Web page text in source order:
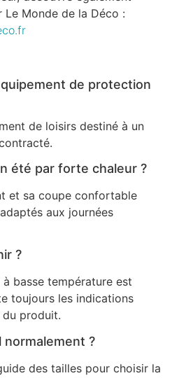
Monde de la Déco :
de protection
de loisirs destiné à un
été par forte chaleur ?
et sa coupe confortable
aux journées
?
basse température est
toujours les indications
du produit.
?
des tailles pour choisir la